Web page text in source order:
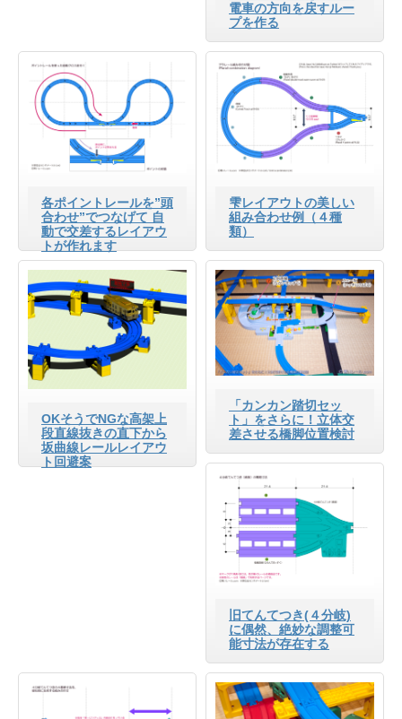
電車の方向を戻すルー
プを作る
各ポイントレールを”頭
合わせ”でつなげて 自
動で交差するレイアウ
トが作れます
雫レイアウトの美しい
組み合わせ例（４種
類）
OKそうでNGな高架上
段直線抜きの直下から
坂曲線レールレイアウ
ト回避案
「カンカン踏切セッ
ト」をさらに！立体交
差させる橋脚位置検討
旧てんてつき(４分岐)
に偶然、絶妙な調整可
能寸法が存在する